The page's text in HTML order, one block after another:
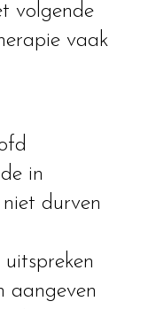
volgende
vaak
in
durven
aangeven